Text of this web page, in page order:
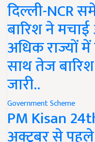
दिल्ली-NCR
बारिश ने
अधिक राज्यों
साथ तेज
जारी..
Government Scheme
PM Kisan
अक्टूबर से